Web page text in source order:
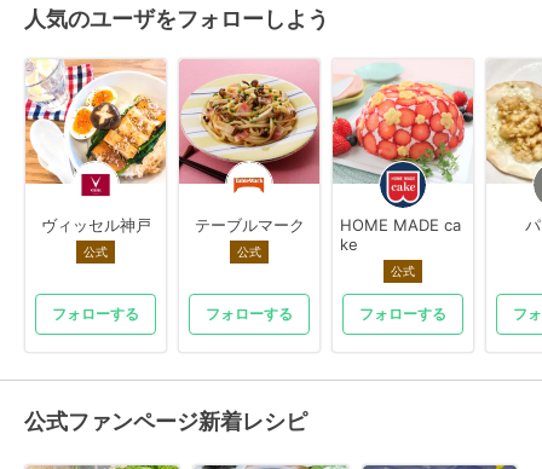
人気のユーザをフォローしよう
ヴィッセル神戸
公式
フォローする
テーブルマーク
公式
フォローする
HOME MADE ca
ke
公式
フォローする フ
公式ファンページ新着レシピ